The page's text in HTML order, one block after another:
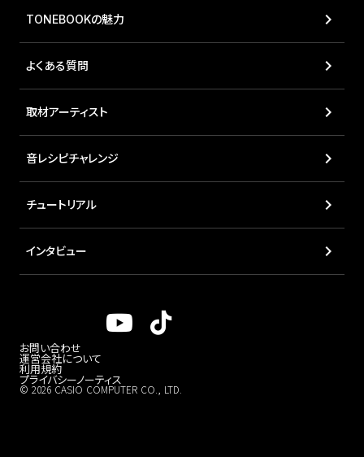
お問い合わせ
運営会社について
利用規約
プライバシーノーティス
© 2026 CASIO COMPUTER CO., LTD.
TONEBOOKの魅力 keyboard_arrow_right
よくある質問 keyboard_arrow_right
取材アーティスト keyboard_arrow_right
音レシピチャレンジ keyboard_arrow_right
チュートリアル keyboard_arrow_right
インタビュー keyboard_arrow_right